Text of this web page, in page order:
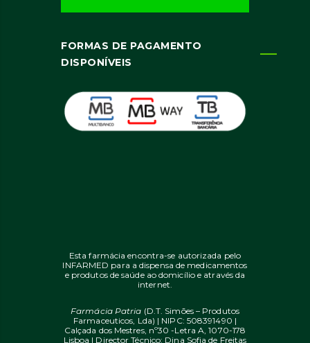
FORMAS DE PAGAMENTO
DISPONÍVEIS
Esta farmácia encontra-se autorizada pelo
INFARMED para a dispensa de medicamentos
e produtos de saúde ao domicílio e através da
internet.
Farmácia Patria (D.T. Simões – Produtos
Farmaceuticos, Lda) | NIPC: 508391490 |
Calçada dos Mestres, nº30 -Letra A, 1070-178
Lisboa | Director Técnico: Dina Sofia de Freitas